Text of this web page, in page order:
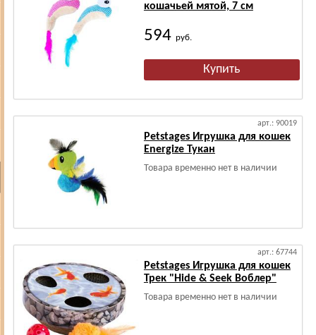
кошачьей мятой, 7 см
594 руб.
арт.: 90019
Petstages Игрушка для кошек
Energize Тукан
Товара временно нет в наличии
арт.: 67744
Petstages Игрушка для кошек
Трек "Hide & Seek Воблер"
Товара временно нет в наличии